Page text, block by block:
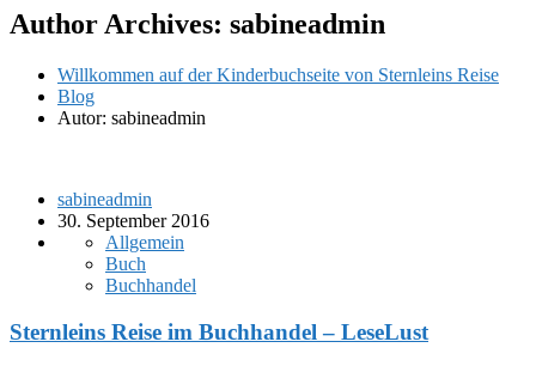
Author Archives: sabineadmin
Willkommen auf der Kinderbuchseite von Sternleins Reise
Blog
Autor: sabineadmin
sabineadmin
30. September 2016
Allgemein
Buch
Buchhandel
Sternleins Reise im Buchhandel – LeseLust